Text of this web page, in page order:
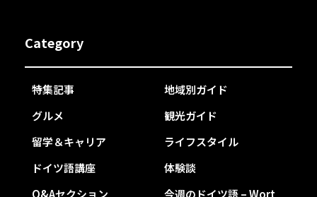
Category
特集記事
地域別ガイド
グルメ
観光ガイド
留学＆キャリア
ライフスタイル
ドイツ語講座
体験談
Q&Aセクション
今週のドイツ語 – Wort